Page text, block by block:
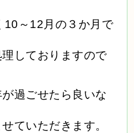
10～12月の３か月で
しておりますので
過ごせたら良いな
ていただきます。